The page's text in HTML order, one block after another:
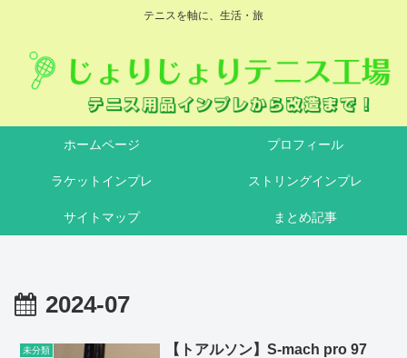
テニスを軸に、生活・旅
ホームページ プロフィール
ラケットインプレ ストリングインプレ
サイトマップ まとめ記事
2024-07
未分類
【トアルソン】S-mach pro 97